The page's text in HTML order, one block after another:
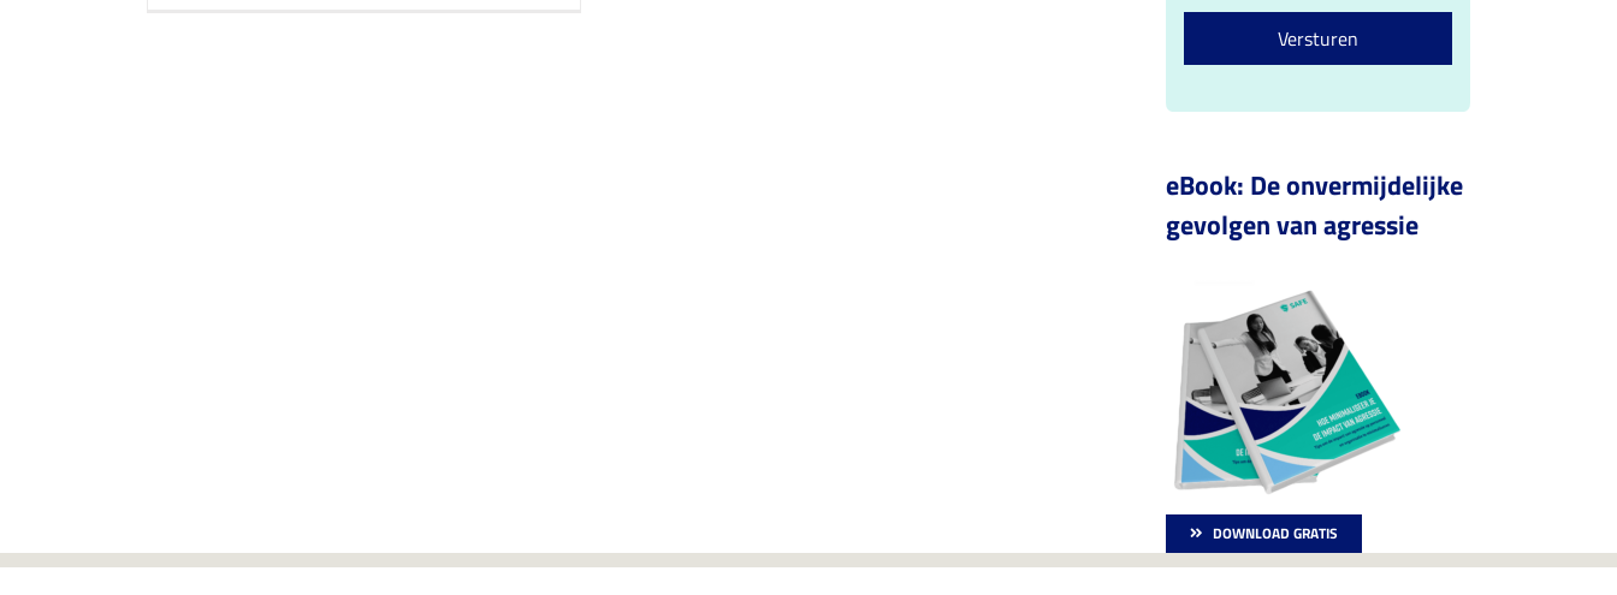
e
t
Versturen
eBook: De onvermijdelijke
gevolgen van agressie
DOWNLOAD GRATIS